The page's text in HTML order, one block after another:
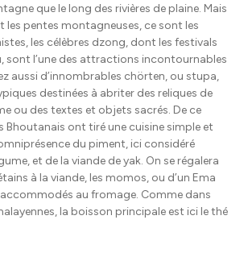
que le long des rivières de plaine. Mais
les pentes montagneuses, ce sont les
les célèbres dzong, dont les festivals
sont l’une des attractions incontournables
aussi d’innombrables chörten, ou stupa,
destinées à abriter des reliques de
ou des textes et objets sacrés. De ce
Bhoutanais ont tiré une cuisine simple et
du piment, ici considéré
et de la viande de yak. On se régalera
à la viande, les momos, ou d’un Ema
au fromage. Comme dans
la boisson principale est ici le thé